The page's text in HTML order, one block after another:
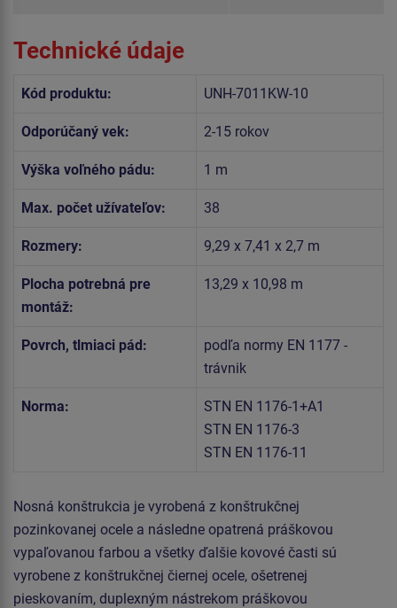
Technické údaje
Kód produktu: UNH-7011KW-10
Odporúčaný vek: 2-15 rokov
Výška voľného pádu: 1 m
Max. počet užívateľov: 38
Rozmery: 9,29 x 7,41 x 2,7 m
Plocha potrebná pre
montáž:
13,29 x 10,98 m
Povrch, tlmiaci pád:
podľa normy EN 1177 -
trávnik
Norma:
STN EN 1176-1+A1
STN EN 1176-3
STN EN 1176-11
Nosná konštrukcia je vyrobená z konštrukčnej
pozinkovanej ocele a následne opatrená práškovou
vypaľovanou farbou a všetky ďalšie kovové časti sú
vyrobene z konštrukčnej čiernej ocele, ošetrenej
pieskovaním, duplexným nástrekom práškovou